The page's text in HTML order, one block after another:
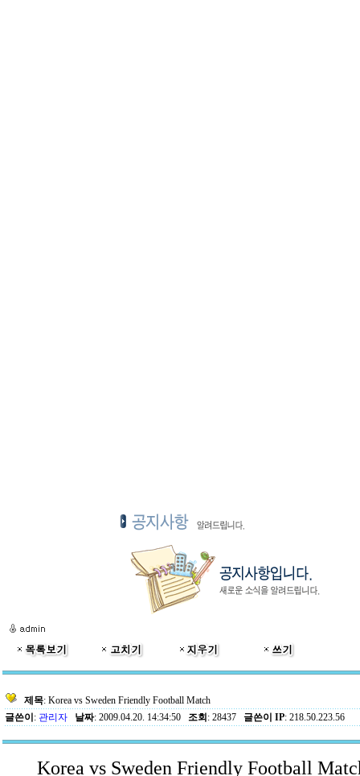
제목: Korea vs Sweden Friendly Football Match
글쓴이 : 관리자 날짜: 2009.04.20. 14:34:50 조회 : 28437 글쓴이 IP: 218.50.223.56
Korea vs Sweden Friendly Football